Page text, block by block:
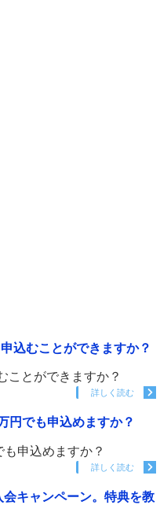
込むことができますか？
ことができますか？
詳しく読む
円でも申込めますか？
申込めますか？
詳しく読む
キャンペーン。特典を教